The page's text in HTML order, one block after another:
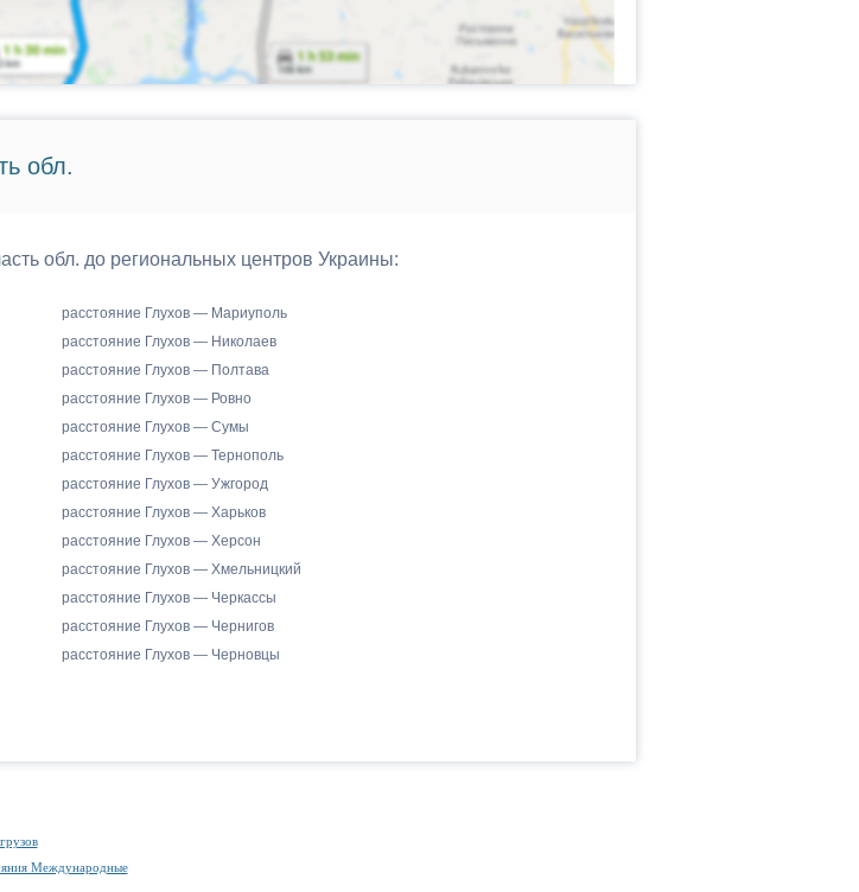
обл.
обл. до региональных центров Украины:
расстояние Глухов — Мариуполь
расстояние Глухов — Николаев
расстояние Глухов — Полтава
расстояние Глухов — Ровно
расстояние Глухов — Сумы
расстояние Глухов — Тернополь
расстояние Глухов — Ужгород
расстояние Глухов — Харьков
расстояние Глухов — Херсон
расстояние Глухов — Хмельницкий
расстояние Глухов — Черкассы
расстояние Глухов — Чернигов
расстояние Глухов — Черновцы
Международные